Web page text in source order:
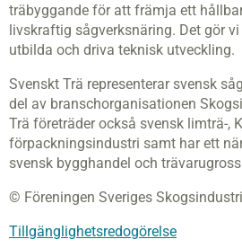
träbyggande för att främja ett
livskraftig sågverksnäring. Det gör
utbilda och driva teknisk utveckling.
Svenskt Trä representerar svensk
del av branschorganisationen
Trä företräder också svensk limträ-,
förpackningsindustri samt har ett
svensk bygghandel och
© Föreningen Sveriges
Tillgänglighetsredogörelse